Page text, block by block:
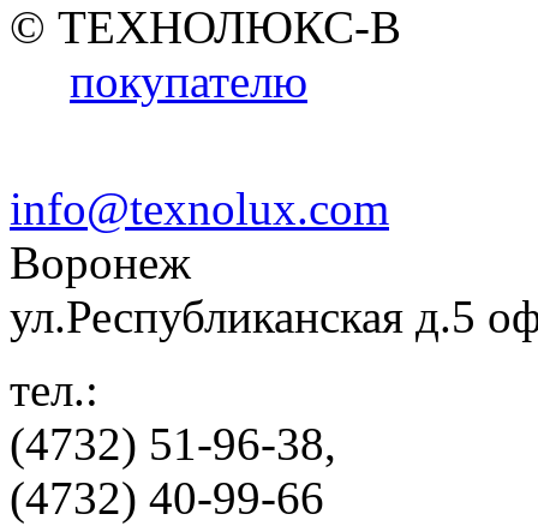
© ТЕХНОЛЮКС-В
покупателю
info@texnolux.com
Воронеж
ул.Республиканская д.5
тел.:
(4732) 51-96-38,
(4732) 40-99-66